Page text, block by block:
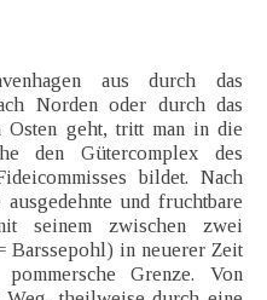
aus durch das
Norden oder durch das
Osten geht, tritt man in die
den Gütercomplex des
bildet. Nach
und fruchtbare
seinem zwischen zwei
Barssepohl) in neuerer Zeit
Grenze. Von